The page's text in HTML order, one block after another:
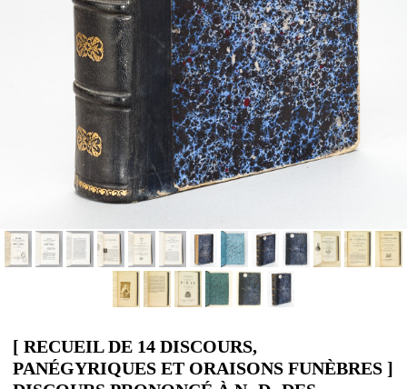
[ RECUEIL DE 14 DISCOURS,
PANÉGYRIQUES ET ORAISONS FUNÈBRES ]